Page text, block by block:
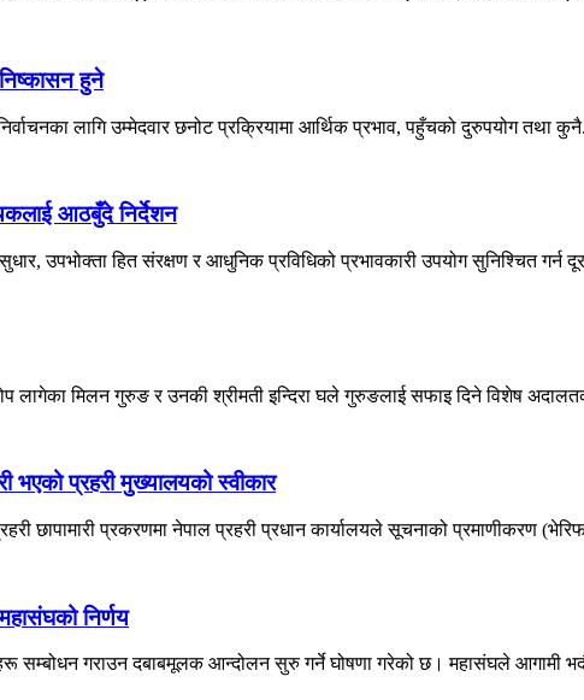
हुने
लागि उम्मेदवार छनोट प्रक्रियामा आर्थिक प्रभाव, पहुँचको दुरुपयोग तथा
आठबुँदे निर्देशन
उपभोक्ता हित संरक्षण र आधुनिक प्रविधिको प्रभावकारी उपयोग सुनिश्चित गर्न
लागेका मिलन गुरुङ र उनकी श्रीमती इन्दिरा घले गुरुङलाई सफाइ दिने विशेष
भएको प्रहरी मुख्यालयको स्वीकार
छापामारी प्रकरणमा नेपाल प्रहरी प्रधान कार्यालयले सूचनाको प्रमाणीकरण
निर्णय
सम्बोधन गराउन दबाबमूलक आन्दोलन सुरु गर्ने घोषणा गरेको छ। महासंघले आगामी